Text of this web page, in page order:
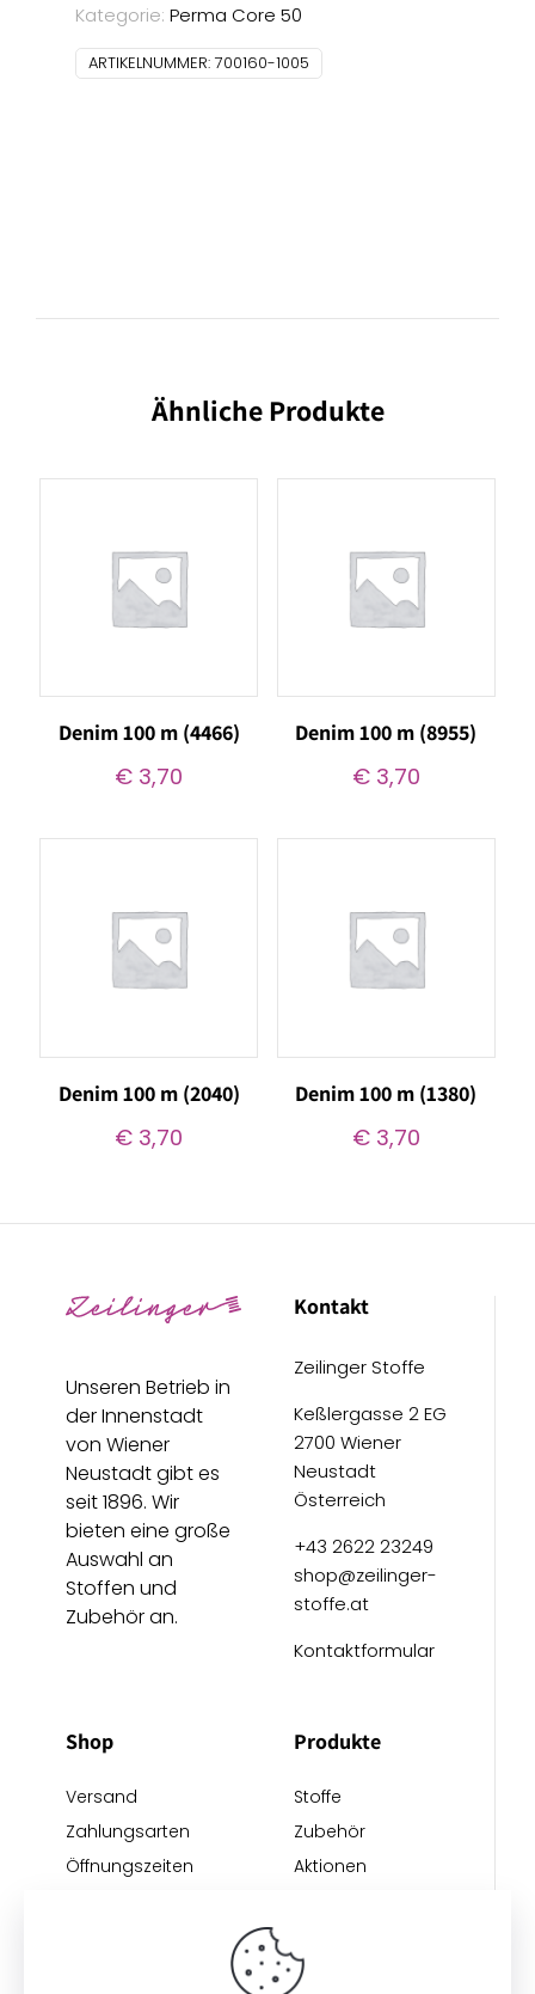
(1005)
Menge
Kategorie: Perma Core 50
ARTIKELNUMMER: 700160-1005
Ähnliche Produkte
Denim 100 m (4466)
€ 3,70
Denim 100 m (8955)
€3,70
Denim 100 m (2040)
€ 3,70
Denim 100 m (1380)
€3,70
Unseren Betrieb in
der Innenstadt
von Wiener
Neustadt gibt es
seit 1896. Wir
bieten eine große
Auswahl an
Stoffen und
Zubehör an.
Kontakt
Zeilinger Stoffe
Keßlergasse 2 EG
2700 Wiener
Neustadt
Österreich
+43 2622 23249
shop@zeilinger-
stoffe.at
Kontaktformular
Shop
Versand
Zahlungsarten
Öffnungszeiten
Produkte
Stoffe
Zubehör
Aktionen